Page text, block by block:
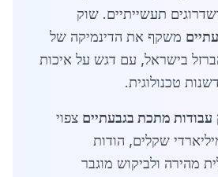
תעשייתיים. שוק
משקף את הדינמיקה של
בישראל, עם דגש על איכות
טכנולוגית.
עבודות מתכת בגבעתיים צפוי
שקלים, הודות
מהירה ולביקוש מוגבר